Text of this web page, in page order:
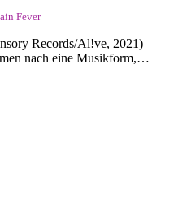
Fever
Records/Al!ve, 2021)
nach eine Musikform,…